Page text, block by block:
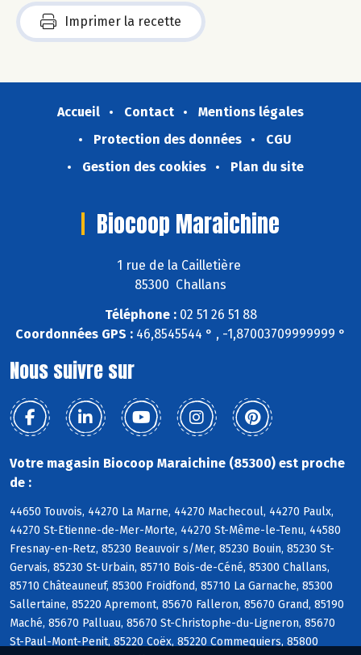
Imprimer la recette
Accueil Contact
Mentions légales
Protection des données
CGU
Gestion des cookies
Plan du site
Biocoop Maraichine
1 rue de la Cailletière
85300 Challans
Téléphone :02 51 26 51 88
Coordonnées GPS : 46,8545544 ° , -1,87003709999999 °
Nous suivre sur
Votre magasin Biocoop Maraichine (85300) est proche
de :
44650 Touvois, 44270 La Marne, 44270 Machecoul, 44270 Paulx,
44270 St-Etienne-de-Mer-Morte, 44270 St-Même-le-Tenu, 44580
Fresnay-en-Retz, 85230 Beauvoir s/Mer, 85230 Bouin, 85230 St-
Gervais, 85230 St-Urbain, 85710 Bois-de-Céné, 85300 Challans,
85710 Châteauneuf, 85300 Froidfond, 85710 La Garnache, 85300
Sallertaine, 85220 Apremont, 85670 Falleron, 85670 Grand, 85190
Maché, 85670 Palluau, 85670 St-Christophe-du-Ligneron, 85670
St-Paul-Mont-Penit, 85220 Coëx, 85220 Commequiers, 85800